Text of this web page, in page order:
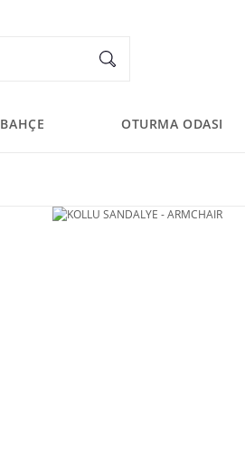
BAHÇE OTURMA ODASI